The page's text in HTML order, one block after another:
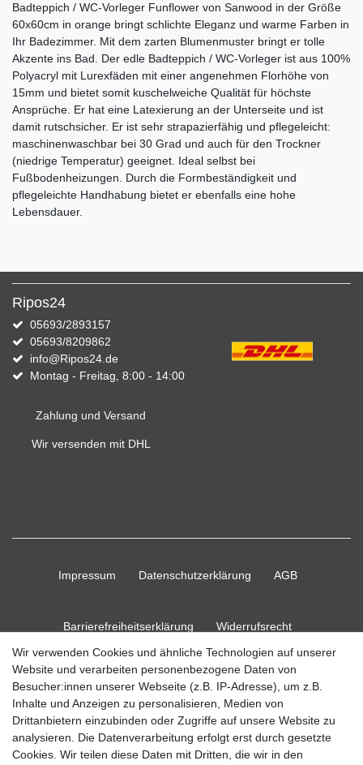
Badteppich / WC-Vorleger Funflower von Sanwood in der Größe
60x60cm in orange bringt schlichte Eleganz und warme Farben in
Ihr Badezimmer. Mit dem zarten Blumenmuster bringt er tolle
Akzente ins Bad. Der edle Badteppich / WC-Vorleger ist aus 100%
Polyacryl mit Lurexfäden mit einer angenehmen Florhöhe von
15mm und bietet somit kuschelweiche Qualität für höchste
Ansprüche. Er hat eine Latexierung an der Unterseite und ist
damit rutschsicher. Er ist sehr strapazierfähig und pflegeleicht:
maschinenwaschbar bei 30 Grad und auch für den Trockner
(niedrige Temperatur) geeignet. Ideal selbst bei
Fußbodenheizungen. Durch die Formbeständigkeit und
pflegeleichte Handhabung bietet er ebenfalls eine hohe
Lebensdauer.
Ripos24
05693/2893157
05693/8209862
info@Ripos24.de
Montag - Freitag, 8:00 - 14:00
Zahlung und Versand
Wir versenden mit DHL
Impressum Daten­schutz­erklärung AGB
Barrierefreiheitserklärung Widerrufs­recht
Vertrag widerrufen Kontakt
© Copyright 2026 Ripos24| Alle Rechte vorbehalten.
Wir verwenden Cookies und ähnliche Technologien auf unserer
Website und verarbeiten personenbezogene Daten von
Besucher:innen unserer Webseite (z.B. IP-Adresse), um z.B.
Inhalte und Anzeigen zu personalisieren, Medien von
Drittanbietern einzubinden oder Zugriffe auf unsere Website zu
analysieren. Die Datenverarbeitung erfolgt erst durch gesetzte
Cookies. Wir teilen diese Daten mit Dritten, die wir in den